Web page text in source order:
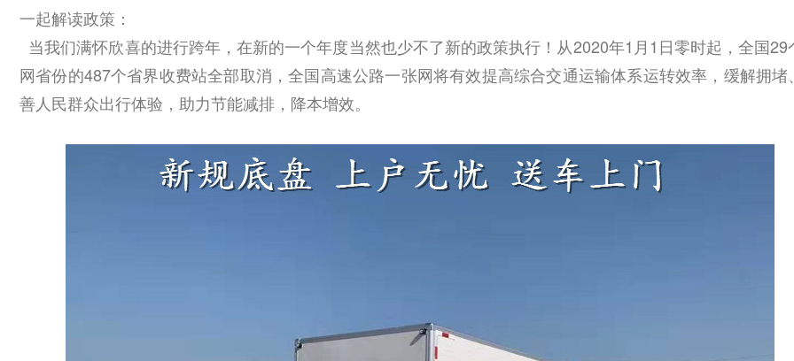
一起解读政策：
当我们满怀欣喜的进行跨年，在新的一个年度当然也少不了新的政策执行！从2020年1月1日零时起，全国29
网省份的487个省界收费站全部取消，全国高速公路一张网将有效提高综合交通运输体系运转效率，缓解拥堵
善人民群众出行体验，助力节能减排，降本增效。